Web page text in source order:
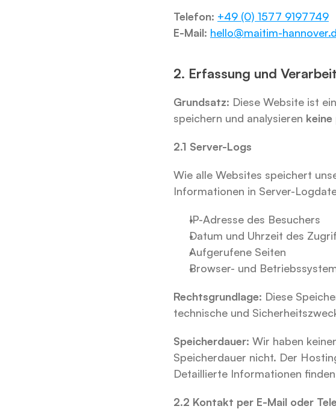
Telefon: +49 (0) 1577 9197749
E-Mail: hello@maitim-
2. Erfassung und
Grundsatz: Diese Website ist
speichern und analysieren keine
2.1 Server-Logs
Wie alle Websites speichert
Informationen in Server-
IP-Adresse des Besuchers
Datum und Uhrzeit des
Aufgerufene Seiten
Browser- und
Rechtsgrundlage: Diese
technische und
Speicherdauer: Wir haben
Speicherdauer nicht. Der
Detaillierte Informationen
2.2 Kontakt per E-Mail oder